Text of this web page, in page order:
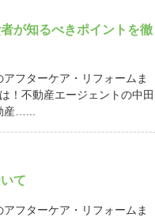
が知るべきポイントを徹
フターケア・リフォームま
！不動産エージェントの中田
産…...
て
フターケア・リフォームま